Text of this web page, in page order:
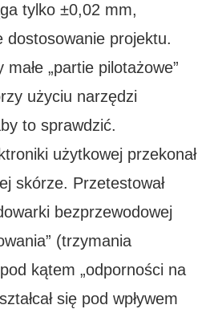
tylko ±0,02 mm,
dostosowanie projektu.
„partie pilotażowe”
użyciu narzędzi
to sprawdzić.
użytkowej przekonał
skórze. Przetestował
bezprzewodowej
(trzymania
kątem „odporności na
się pod wpływem